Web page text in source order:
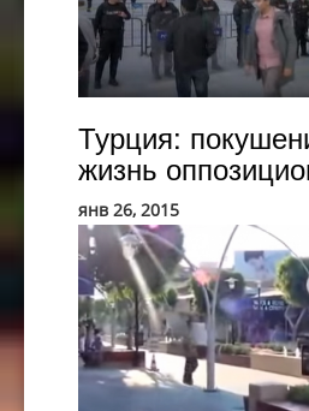
Турция:
жизнь
янв 26, 2015